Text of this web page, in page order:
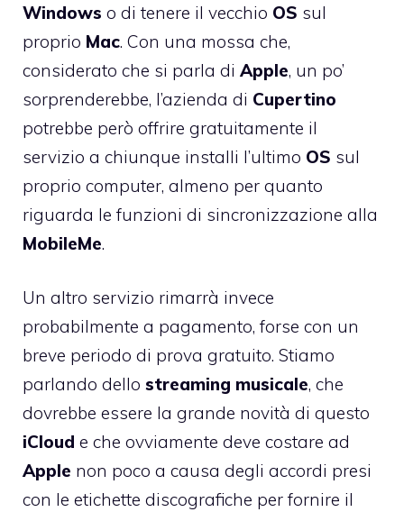
Windows o di tenere il vecchio OS sul
proprio Mac. Con una mossa che,
considerato che si parla di Apple, un po’
sorprenderebbe, l’azienda di Cupertino
potrebbe però offrire gratuitamente il
servizio a chiunque installi l’ultimo OS sul
proprio computer, almeno per quanto
riguarda le funzioni di sincronizzazione alla
MobileMe.
Un altro servizio rimarrà invece
probabilmente a pagamento, forse con un
breve periodo di prova gratuito. Stiamo
parlando dello streaming musicale, che
dovrebbe essere la grande novità di questo
iCloud e che ovviamente deve costare ad
Apple non poco a causa degli accordi presi
con le etichette discografiche per fornire il